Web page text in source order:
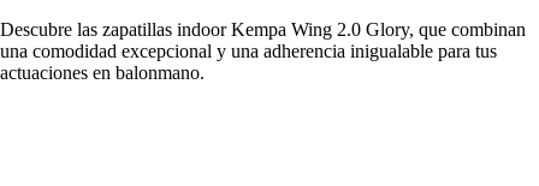
Descubre las zapatillas indoor Kempa Wing 2.0 Glory, que combinan
una comodidad excepcional y una adherencia inigualable para tus
actuaciones en balonmano.